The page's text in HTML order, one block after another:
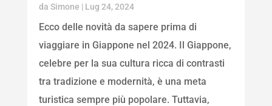
da Simone | Lug 24, 2024
Ecco delle novità da sapere prima di
viaggiare in Giappone nel 2024. Il Giappone,
celebre per la sua cultura ricca di contrasti
tra tradizione e modernità, è una meta
turistica sempre più popolare. Tuttavia,